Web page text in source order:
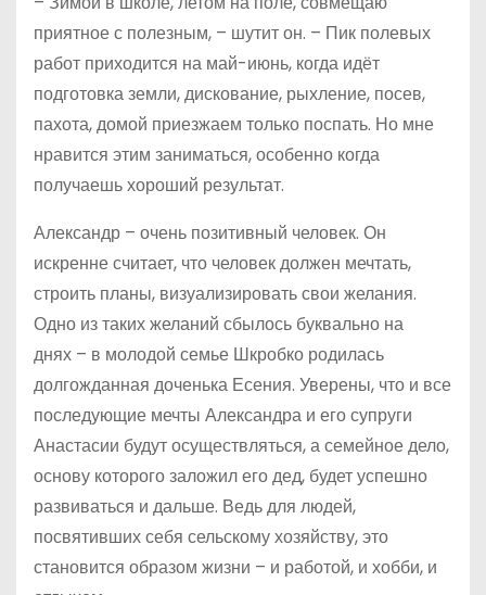
приятное с полезным, – шутит он. – Пик полевых
работ приходится на май-июнь, когда идёт
подготовка земли, дискование, рыхление, посев,
пахота, домой приезжаем только поспать. Но мне
нравится этим заниматься, особенно когда
получаешь хороший результат.
Александр – очень позитивный человек. Он
искренне считает, что человек должен мечтать,
строить планы, визуализировать свои желания.
Одно из таких желаний сбылось буквально на
днях – в молодой семье Шкробко родилась
долгожданная доченька Есения. Уверены, что и все
последующие мечты Александра и его супруги
Анастасии будут осуществляться, а семейное дело,
основу которого заложил его дед, будет успешно
развиваться и дальше. Ведь для людей,
посвятивших себя сельскому хозяйству, это
становится образом жизни – и работой, и хобби, и